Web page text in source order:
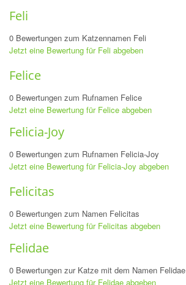
Feli
0 Bewertungen zum Katzennamen Feli
Jetzt eine Bewertung für Feli abgeben
Felice
0 Bewertungen zum Rufnamen Felice
Jetzt eine Bewertung für Felice abgeben
Felicia-Joy
0 Bewertungen zum Rufnamen Felicia-Joy
Jetzt eine Bewertung für Felicia-Joy abgeben
Felicitas
0 Bewertungen zum Namen Felicitas
Jetzt eine Bewertung für Felicitas abgeben
Felidae
0 Bewertungen zur Katze mit dem Namen Felidae
Jetzt eine Bewertung für Felidae abgeben